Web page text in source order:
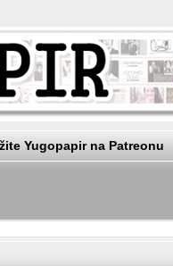
Yugopapir na Patreonu